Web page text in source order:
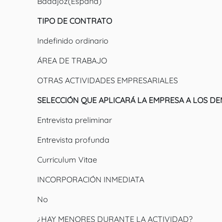
TIPO DE CONTRATO
Indefinido ordinario
ÁREA DE TRABAJO
OTRAS ACTIVIDADES EMPRESARIALES
SELECCIÓN QUE APLICARÁ LA EMPRESA A LOS
Entrevista preliminar
Entrevista profunda
Curriculum Vitae
INCORPORACIÓN INMEDIATA
No
¿HAY MENORES DURANTE LA ACTIVIDAD?